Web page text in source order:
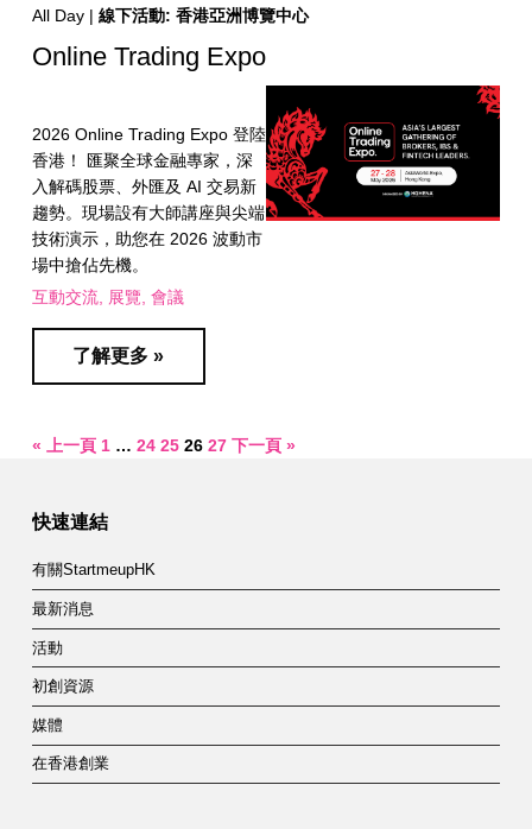
All Day | 線下活動: 香港亞洲博覽中心
Online Trading Expo
2026 Online Trading Expo 登陸
香港！ 匯聚全球金融專家，深
入解碼股票、外匯及 AI 交易新
趨勢。現場設有大師講座與尖端
技術演示，助您在 2026 波動市
場中搶佔先機。
互動交流 展覽 會議
了解更多 »
« 上一頁 1 … 24 25 26 27 下一頁 »
快速連結
有關StartmeupHK
最新消息
活動
初創資源
媒體
在香港創業